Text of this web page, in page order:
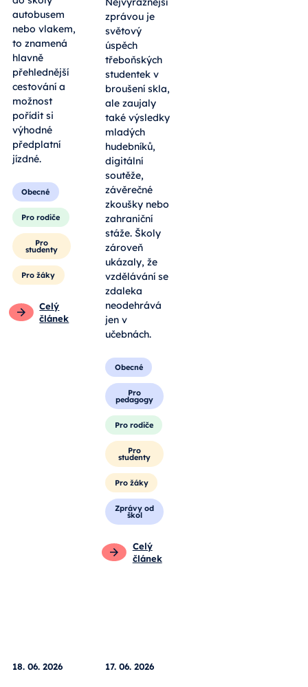
autobusem
nebo vlakem,
to znamená
hlavně
přehlednější
cestování a
možnost
pořídit si
výhodné
předplatní
jízdné.
Obecné
Pro rodiče
Pro
studenty
Pro žáky
Celý
článek
zprávou je
světový
úspěch
třeboňských
studentek v
broušení skla,
ale zaujaly
také výsledky
mladých
hudebníků,
digitální
soutěže,
závěrečné
zkoušky nebo
zahraniční
stáže. Školy
zároveň
ukázaly, že
vzdělávání se
zdaleka
neodehrává
jen v
učebnách.
Obecné
Pro
pedagogy
Pro rodiče
Pro
studenty
Pro žáky
Zprávy od
škol
Celý
článek
18. 06. 2026 17. 06. 2026